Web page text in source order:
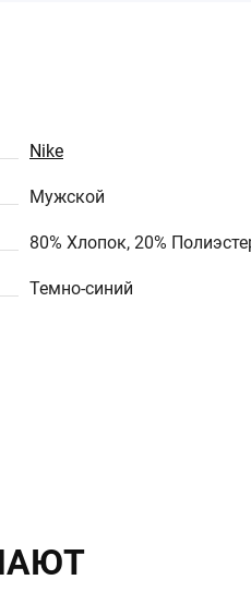
Nike
Мужской
80% Хлопок, 20%
Темно-синий